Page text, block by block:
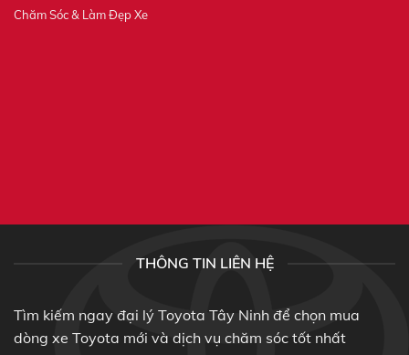
Chăm Sóc & Làm Đẹp Xe
THÔNG TIN LIÊN HỆ
Tìm kiếm ngay đại lý Toyota Tây Ninh để chọn mua
dòng xe Toyota mới và dịch vụ chăm sóc tốt nhất